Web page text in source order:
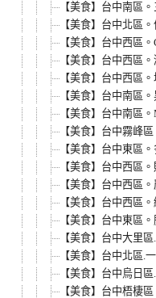
【美食】台中南區
【美食】台中北區
【美食】台中西區
【美食】台中西區
【美食】台中西區
【美食】台中南區
【美食】台中南區
【美食】台中霧峰
【美食】台中東區
【美食】台中西區
【美食】台中西區
【美食】台中西區
【美食】台中東區
【美食】台中大里
【美食】台中北區.
【美食】台中烏日
【美食】台中梧棲